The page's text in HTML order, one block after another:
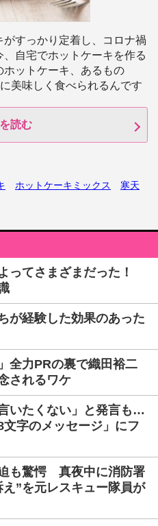
すっかり定着し、コロナ禍
自宅でホットケーキを作る
ホットケーキ、あるもの
美味しく食べられるんです
読む
ホットケーキミックス
寒天
ってさまざまだった！
が経験した効果のあった
全力PRの裏で織田裕二
されるワケ
いたくない」と発言も…
字のメッセージ」にフ
も驚愕 真夜中に消防署
”を元レスキュー隊員が